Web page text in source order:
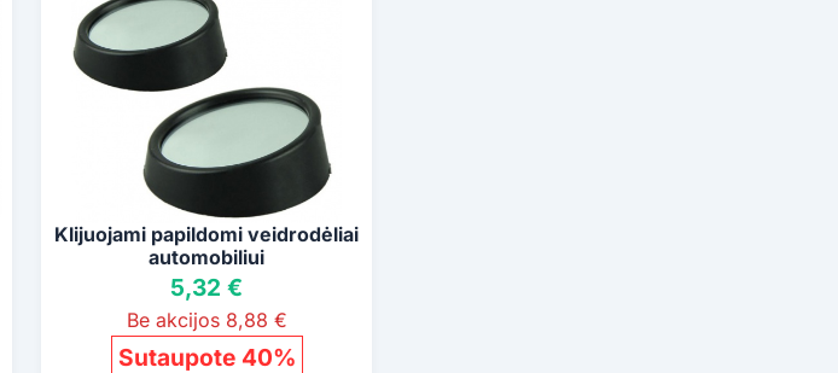
Klijuojami papildomi veidrodėliai
automobiliui
5,32 €
Be akcijos 8,88 €
Sutaupote 40%